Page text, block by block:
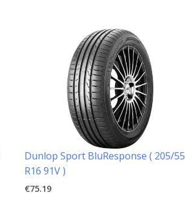
Dunlop Sport BluResponse ( 205/55
R16 91V )
€75.19